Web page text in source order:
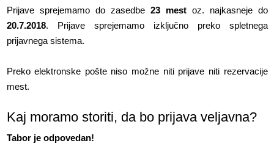
Prijave sprejemamo do zasedbe 23 mestoz. najkasneje do
20.7.2018. Prijave sprejemamo izključno preko spletnega
prijavnega sistema.
Preko elektronske pošte niso možne niti prijave niti rezervacije
mest.
Kaj moramo storiti, da bo prijava veljavna?
Tabor je odpovedan!